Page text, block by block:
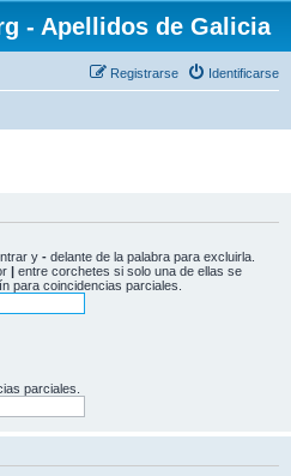
- Apellidos de Galicia
Identificarse
Registrarse
y - delante de la palabra para excluirla.
| entre corchetes si solo una de ellas se
para coincidencias parciales.
parciales.